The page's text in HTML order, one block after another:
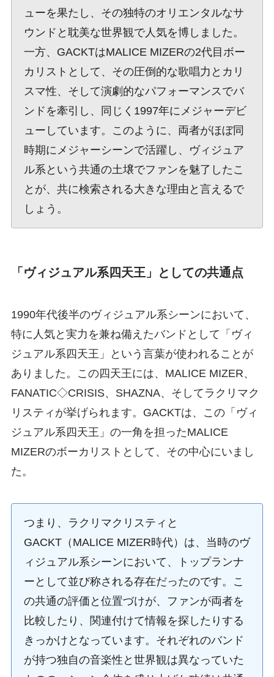
ューを果たし、その独特のオリエンタルなサ
ウンドと耽美な世界観で人気を博しました。
一方、GACKTはMALICE MIZERの2代目ボー
カリストとして、その圧倒的な歌唱力とカリ
スマ性、そして演劇的なパフォーマンスでバ
ンドを牽引し、同じく1997年にメジャーデビ
ューしています。このように、両者がほぼ同
時期にメジャーシーンで活躍し、ヴィジュア
ル系という共通の土壌でファンを魅了したこ
とが、共に検索される大きな理由と言えるで
しょう。
「ヴィジュアル系四天王」としての共通点
1990年代後半のヴィジュアル系シーンにおいて、
特に人気と実力を兼ね備えたバンドとして「ヴィ
ジュアル系四天王」という言葉が使われることが
ありました。この四天王には、MALICE MIZER、
FANATIC◇CRISIS、SHAZNA、そしてラクリマク
リスティが挙げられます。GACKTは、この「ヴィ
ジュアル系四天王」の一角を担ったMALICE
MIZERのボーカリストとして、その中心にいまし
た。
つまり、ラクリマクリスティと
GACKT（MALICE MIZER時代）は、当時のヴ
ィジュアル系シーンにおいて、トップランナ
ーとして並び称される存在だったのです。こ
の共通の評価と位置づけが、ファンが両者を
比較したり、関連付けて情報を探したりする
きっかけとなっています。それぞれのバンド
が持つ独自の音楽性と世界観は異なっていた